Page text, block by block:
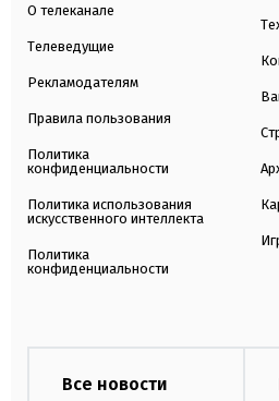
О телеканале
Телеведущие
Рекламодателям
Правила пользования
Политика
конфиденциальности
Политика использования
искусственного интеллекта
Политика
конфиденциальности
Все новости